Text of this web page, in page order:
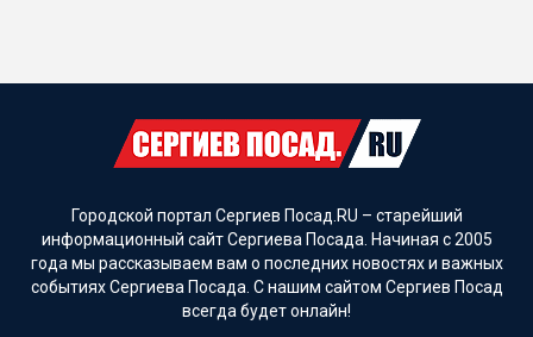
Городской портал Сергиев Посад.RU – старейший
информационный сайт Сергиева Посада. Начиная с 2005
года мы рассказываем вам о последних новостях и важных
событиях Сергиева Посада. С нашим сайтом Сергиев Посад
всегда будет онлайн!